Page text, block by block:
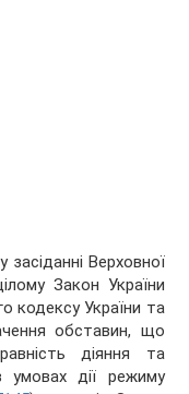
Верховної
Закон України
кодексу України та
обставин, що
діяння та
умовах дії режиму